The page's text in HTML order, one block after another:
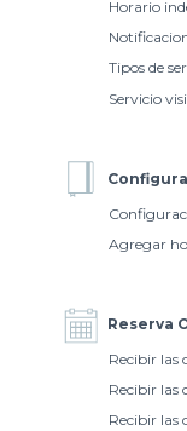
Horario
Tipos de
Servicio
Agregar
Reserva
Recibir las
Recibir las
Recibir las